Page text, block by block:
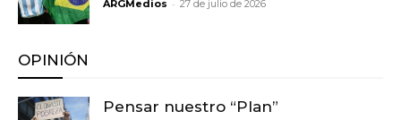
ARGMedios - 27 de julio de 2026
OPINIÓN
Pensar nuestro “Plan”